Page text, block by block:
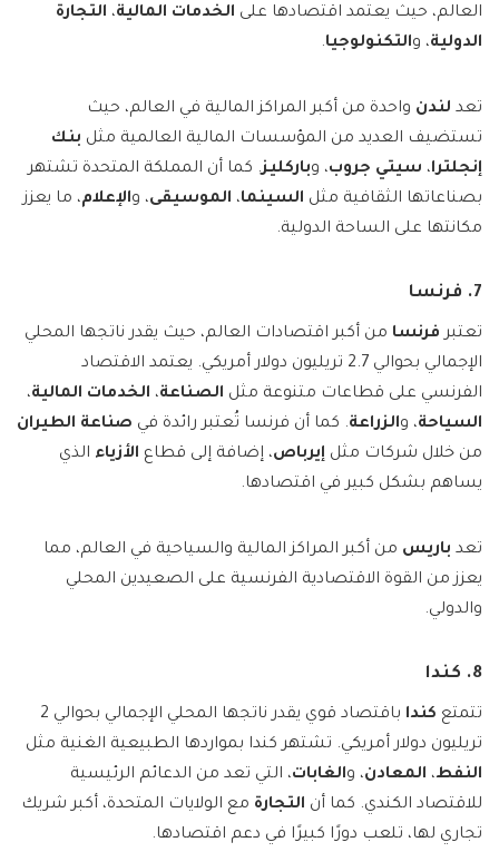
العالم، حيث يعتمد اقتصادها على الخدمات المالية، التجارة
الدولية، والتكنولوجيا.
تعد لندن واحدة من أكبر المراكز المالية في العالم، حيث
تستضيف العديد من المؤسسات المالية العالمية مثل بنك
إنجلترا، سيتي جروب، وباركليز. كما أن المملكة المتحدة تشتهر
بصناعاتها الثقافية مثل السينما، الموسيقى، والإعلام، ما يعزز
مكانتها على الساحة الدولية.
7. فرنسا
تعتبر فرنسا من أكبر اقتصادات العالم، حيث يقدر ناتجها المحلي
الإجمالي بحوالي 2.7 تريليون دولار أمريكي. يعتمد الاقتصاد
الفرنسي على قطاعات متنوعة مثل الصناعة، الخدمات المالية،
السياحة، والزراعة. كما أن فرنسا تُعتبر رائدة في صناعة الطيران
من خلال شركات مثل إيرباص، إضافة إلى قطاع الأزياء الذي
يساهم بشكل كبير في اقتصادها.
تعد باريس من أكبر المراكز المالية والسياحية في العالم، مما
يعزز من القوة الاقتصادية الفرنسية على الصعيدين المحلي
والدولي.
8. كندا
تتمتع كندا
باقتصاد قوي يقدر ناتجها المحلي الإجمالي بحوالي 2
تريليون دولار أمريكي. تشتهر كندا بمواردها الطبيعية الغنية مثل
النفط، المعادن، والغابات، التي تعد من الدعائم الرئيسية
للاقتصاد الكندي. كما أن التجارة مع الولايات المتحدة، أكبر شريك
تجاري لها، تلعب دورًا كبيرًا في دعم اقتصادها.